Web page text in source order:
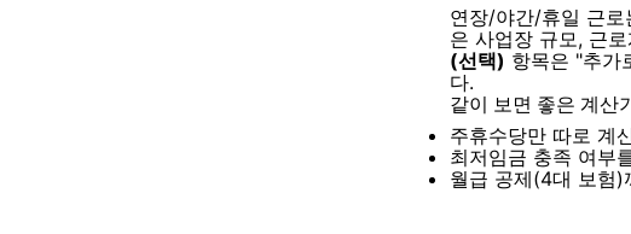
연장/야간/휴일 근로
은 사업장 규모, 근
(선택) 항목은 "추가
다.
같이 보면 좋은 계산
주휴수당만 따로 계
최저임금 충족 여부
월급 공제(4대 보험)